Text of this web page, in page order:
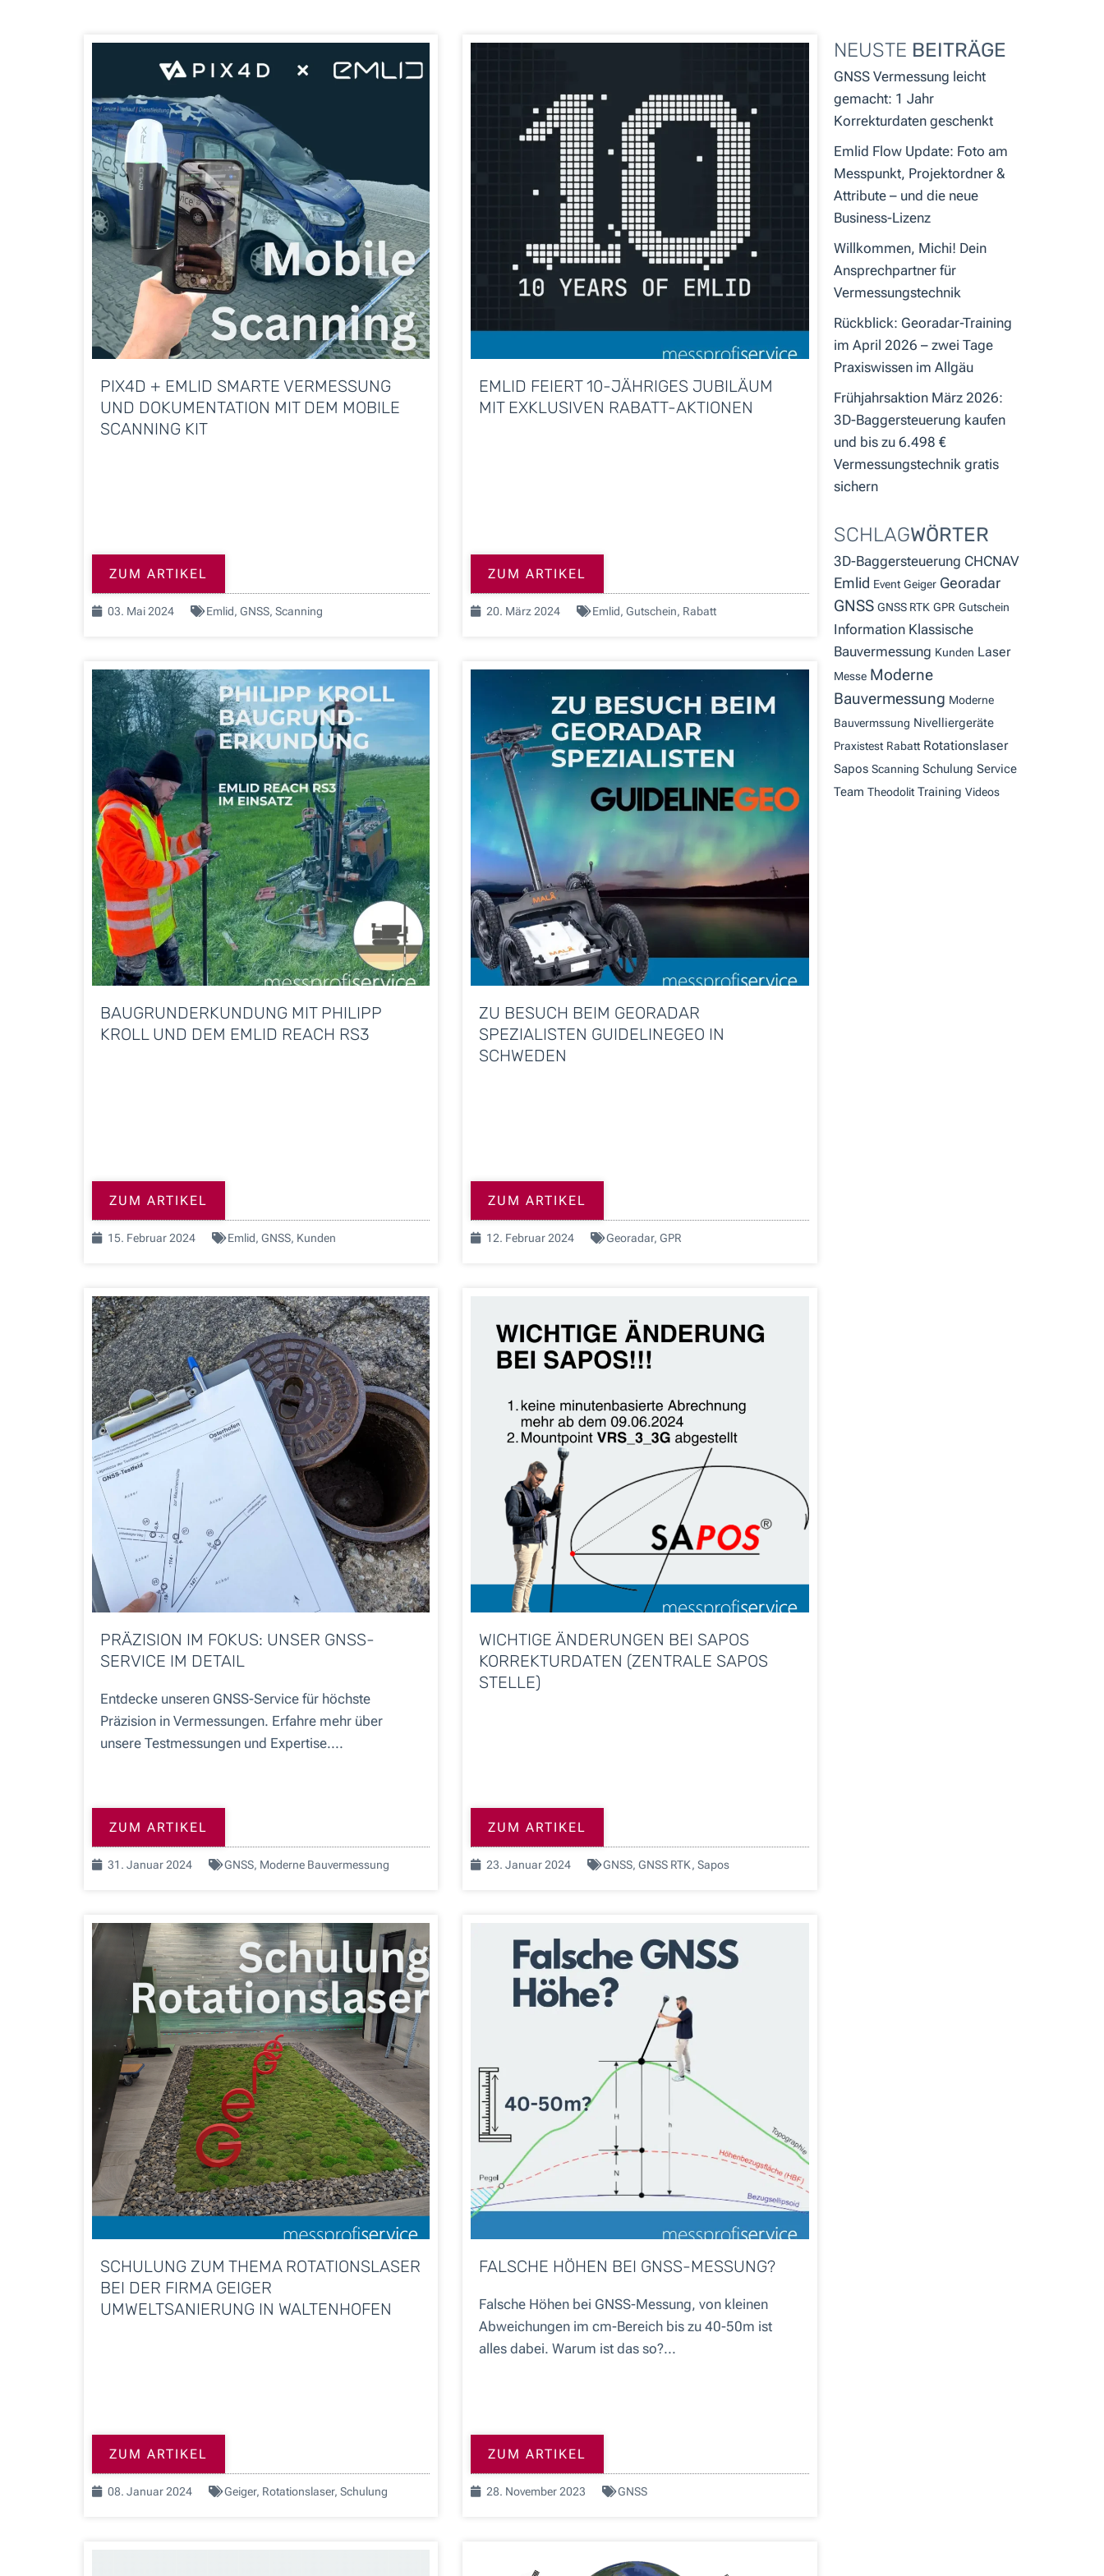
PIX4D + EMLID SMARTE VERMESSUNG
UND DOKUMENTATION MIT DEM MOBILE
SCANNING KIT
ZUM ARTIKEL
03. Mai 2024 Emlid, GNSS, Scanning
EMLID FEIERT 10-JÄHRIGES JUBILÄUM
MIT EXKLUSIVEN RABATT-AKTIONEN
ZUM ARTIKEL
20. März 2024 Emlid,Gutschein, Rabatt
BAUGRUNDERKUNDUNG MIT PHILIPP
KROLL UND DEM EMLID REACH RS3
ZUM ARTIKEL
15. Februar 2024 Emlid, GNSS, Kunden
ZU BESUCH BEIM GEORADAR
SPEZIALISTEN GUIDELINEGEO IN
SCHWEDEN
ZUM ARTIKEL
12. Februar 2024 Georadar,GPR
PRÄZISION IM FOKUS: UNSER GNSS-
SERVICE IM DETAIL
Entdecke unseren GNSS-Service für höchste
Präzision in Vermessungen. Erfahre mehr über
unsere Testmessungen und Expertise....
ZUM ARTIKEL
31. Januar 2024 GNSS, Moderne Bauvermessung
WICHTIGE ÄNDERUNGEN BEI SAPOS
KORREKTURDATEN (ZENTRALE SAPOS
STELLE)
ZUM ARTIKEL
23. Januar 2024 GNSS,GNSS RTK,Sapos
SCHULUNG ZUM THEMA ROTATIONSLASER
BEI DER FIRMA GEIGER
UMWELTSANIERUNG IN WALTENHOFEN
ZUM ARTIKEL
08. Januar 2024 Geiger, Rotationslaser, Schulung
FALSCHE HÖHEN BEI GNSS-MESSUNG?
Falsche Höhen bei GNSS-Messung, von kleinen
Abweichungen im cm-Bereich bis zu 40-50m ist
alles dabei. Warum ist das so?...
ZUM ARTIKEL
28. November 2023 GNSS
SEITE SEITESEITE NEUSTE BEITRÄGE
GNSS Vermessung leicht
gemacht: 1 Jahr
Korrekturdaten geschenkt
Emlid Flow Update: Foto am
Messpunkt, Projektordner &
Attribute – und die neue
Business-Lizenz
Willkommen, Michi! Dein
Ansprechpartner für
Vermessungstechnik
Rückblick: Georadar-Training
im April 2026 – zwei Tage
Praxiswissen im Allgäu
Frühjahrsaktion März 2026:
3D-Baggersteuerung kaufen
und bis zu 6.498 €
Vermessungstechnik gratis
sichern
SCHLAGWÖRTER
3D-Baggersteuerung CHCNAV
Emlid Event Geiger Georadar
GNSS GNSS RTK GPR Gutschein
Information Klassische
Bauvermessung Kunden Laser
Messe Moderne
Bauvermessung Moderne
Bauvermssung Nivelliergeräte
Praxistest Rabatt Rotationslaser
Sapos Scanning Schulung Service
Team Theodolit Training Videos